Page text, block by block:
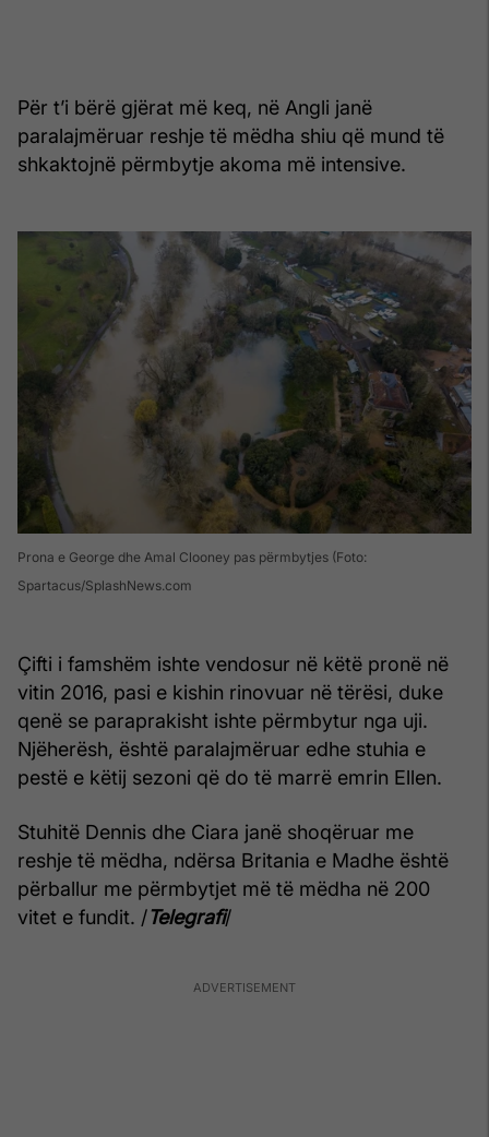
Për t’i bërë gjërat më keq, në Angli janë
paralajmëruar reshje të mëdha shiu që mund të
shkaktojnë përmbytje akoma më intensive.
Prona e George dhe Amal Clooney pas përmbytjes (Foto:
Spartacus/SplashNews.com
Çifti i famshëm ishte vendosur në këtë pronë në
vitin 2016, pasi e kishin rinovuar në tërësi, duke
qenë se paraprakisht ishte përmbytur nga uji.
Njëherësh, është paralajmëruar edhe stuhia e
pestë e këtij sezoni që do të marrë emrin Ellen.
Stuhitë Dennis dhe Ciara janë shoqëruar me
reshje të mëdha, ndërsa Britania e Madhe është
përballur me përmbytjet më të mëdha në 200
vitet e fundit. /Telegrafi/